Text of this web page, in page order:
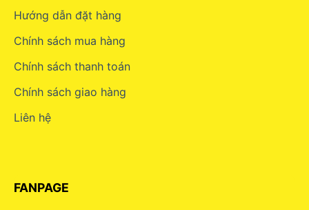
Hướng dẫn đặt hàng
Chính sách mua hàng
Chính sách thanh toán
Chính sách giao hàng
Liên hệ
FANPAGE